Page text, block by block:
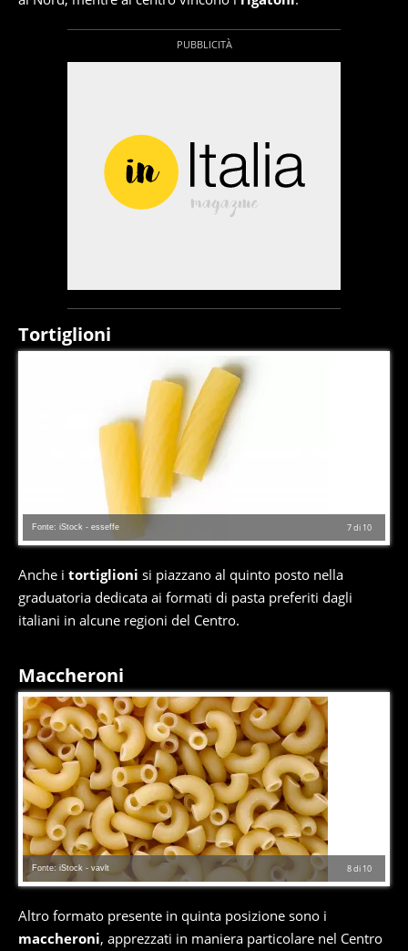
Tortiglioni
7di 10
Fonte: iStock - esseffe
Anche i tortiglioni si piazzano al quinto posto nella
graduatoria dedicata ai formati di pasta preferiti dagli
italiani in alcune regioni del Centro.
Maccheroni
8di 10
Fonte: iStock - vavlt
Altro formato presente in quinta posizione sono i
maccheroni, apprezzati in maniera particolare nel Centro